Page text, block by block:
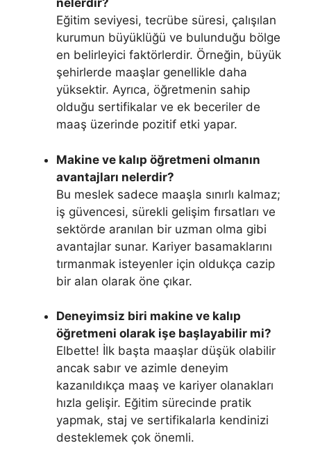
nelerdir?
Eğitim seviyesi, tecrübe süresi, çalışılan
kurumun büyüklüğü ve bulunduğu bölge
en belirleyici faktörlerdir. Örneğin, büyük
şehirlerde maaşlar genellikle daha
yüksektir. Ayrıca, öğretmenin sahip
olduğu sertifikalar ve ek beceriler de
maaş üzerinde pozitif etki yapar.
Makine ve kalıp öğretmeni olmanın
avantajları nelerdir?
Bu meslek sadece maaşla sınırlı kalmaz;
iş güvencesi, sürekli gelişim fırsatları ve
sektörde aranılan bir uzman olma gibi
avantajlar sunar. Kariyer basamaklarını
tırmanmak isteyenler için oldukça cazip
bir alan olarak öne çıkar.
Deneyimsiz biri makine ve kalıp
öğretmeni olarak işe başlayabilir mi?
Elbette! İlk başta maaşlar düşük olabilir
ancak sabır ve azimle deneyim
kazanıldıkça maaş ve kariyer olanakları
hızla gelişir. Eğitim sürecinde pratik
yapmak, staj ve sertifikalarla kendinizi
desteklemek çok önemli.